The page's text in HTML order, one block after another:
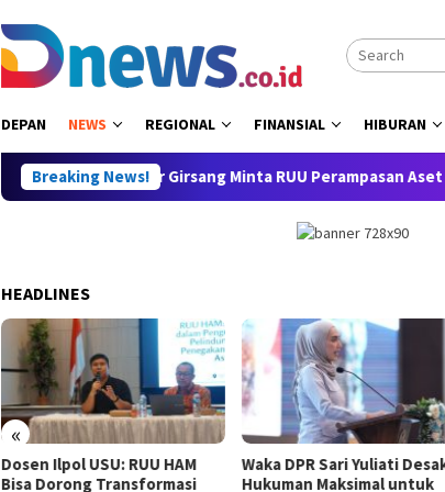
DEPAN NEWS REGIONAL FINANSIAL HIBURAN
Breaking News!
Juniver Girsang Minta RUU Perampasan Aset Disusun
HEADLINES
«
Waka DPR Sari Yuliati Desak
Hukuman Maksimal untuk
Gerindra Tepis Hotman:
Presiden Tak Pernah